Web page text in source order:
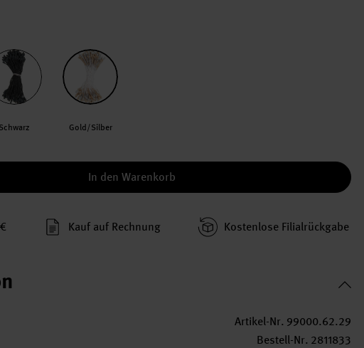
Schwarz Gold/Silber
In den Warenkorb
Kauf auf Rechnung Kosten­lose Filial­rückgabe
Artikel-Nr. 99000.62.29
Bestell-Nr. 2811833